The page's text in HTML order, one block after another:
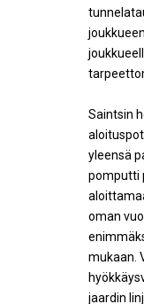
Saintsin
yleensä
pomputti
oman
mukaan.
jaardin